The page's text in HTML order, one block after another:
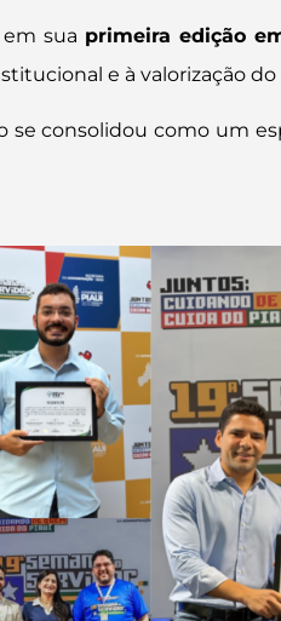
sua primeira edição
e à valorização
se consolidou como um